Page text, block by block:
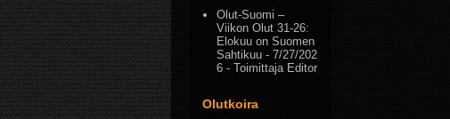
Olut-Suomi –
Viikon Olut 31-26:
Elokuu on Suomen
Sahtikuu - 7/27/202
6 - Toimittaja Editor
Olutkoira